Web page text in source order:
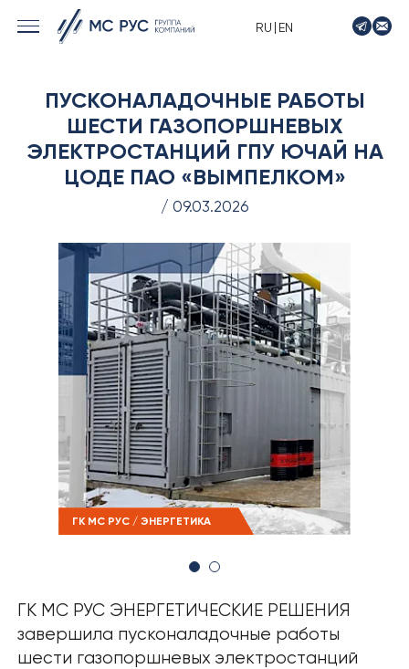
RU | EN
› ЭНЕРГЕТИКА
› ЛОГИСТИКА
› ПРОИЗВОДСТВО
› АВТО&МОТО
› МОТОЦИКЛЫ ТИМПТОН
› КОНТАКТЫ
› ЗАЯВКА
› НОВОСТИ
› ВАКАНСИИ
› РЕЗУЛЬТАТЫ СОУТ
ПУСКОНАЛАДОЧНЫЕ РАБОТЫ
ШЕСТИ ГАЗОПОРШНЕВЫХ
ЭЛЕКТРОСТАНЦИЙ ГПУ ЮЧАЙ НА
ЦОДЕ ПАО «ВЫМПЕЛКОМ»
/ 09.03.2026
ГК МС РУС / ЭНЕРГЕТИКА
ГК МС РУС ЭНЕРГЕТИЧЕСКИЕ РЕШЕНИЯ
завершила пусконаладочные работы
шести газопоршневых электростанций